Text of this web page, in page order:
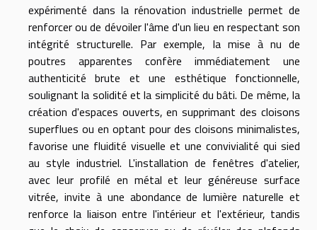
expérimenté dans la rénovation industrielle permet de
renforcer ou de dévoiler l'âme d'un lieu en respectant son
intégrité structurelle. Par exemple, la mise à nu de
poutres apparentes confère immédiatement une
authenticité brute et une esthétique fonctionnelle,
soulignant la solidité et la simplicité du bâti. De même, la
création d'espaces ouverts, en supprimant des cloisons
superflues ou en optant pour des cloisons minimalistes,
favorise une fluidité visuelle et une convivialité qui sied
au style industriel. L'installation de fenêtres d'atelier,
avec leur profilé en métal et leur généreuse surface
vitrée, invite à une abondance de lumière naturelle et
renforce la liaison entre l'intérieur et l'extérieur, tandis